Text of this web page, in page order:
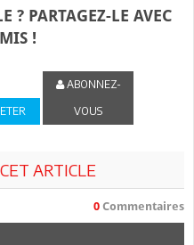
? PARTAGEZ-LE AVEC
!
ABONNEZ-
VOUS
ARTICLE
0 Commentaires